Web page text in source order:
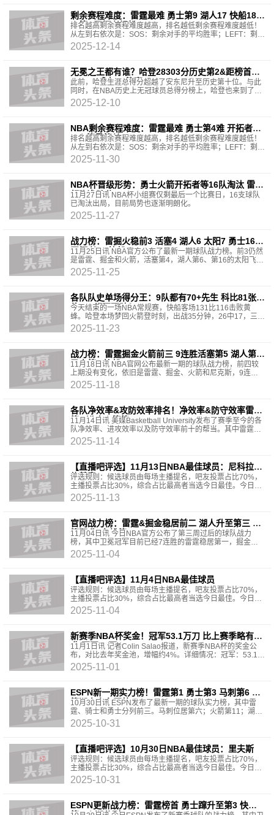
剩余赛程难度：雷霆最难 勇士第9 湖人17 快船18
火箭&开拓者轻松
排名越高剩余赛程难度越高，排名越低剩余赛程难度越低！
从左到右依次是：SOS：剩余对手的平均胜率；LEFT：剩余
场数；最难打的对手罗列；最好打的对手罗列。
2025-12-14
无冕之王都有谁？哈登28303分历史第2&距榜首
8000+ 威少5&答案11
此前，哈登生涯总得分超越了安东尼升至历史第十位。与此
同时，在NBA历史上无冠球员总得分榜上，哈登也来到了第
二。那么史上有哪些生涯从未夺冠的伟大球员呢？今天
2025-12-10
NBA剩余赛程难度：雷霆最难 勇士第4难 开拓者倒
4 火箭最简单
排名越高剩余赛程难度越高，排名越低剩余赛程难度越低！
从左到右依次是：SOS：剩余对手的平均胜率；LEFT：剩余
场数；最难打的对手罗列；最好打的对手罗列。
2025-11-30
️NBA杯晋级形势：勇士火箭开拓者等16队淘汰 雷霆
领跑净胜分
11月27日讯 NBA杯小组赛仅剩最后一个比赛日，16支球队
已淘汰出局，目前局势也逐渐明朗化。
2025-11-27
战力榜：雷掘火稳前3 活塞4 湖人6 太阳7 勇士16
开拓者20 快船21
11月25日讯 NBA官方公布了最新一期球队战力榜。前3仍然
是雷霆、掘金和火箭，活塞第4，湖人第6、第16的太阳飞升
至第7，第4的尼克斯跌至第10，第8的勇士跌至第16，第1
2025-11-25
各队队史单场得分王：9队都有70+先生 科比81张伯
伦100都不可破？
今天结束的一场NBA常规赛，快船客场131比116击败黄
蜂。哈登本场梦回火箭登时刻，出战35分钟，26中17，三分
16中10得到55分3板7助攻1抢断。今天砍下55分后，大胡子
加
2025-11-23
战力榜：雷霆掘金火箭前三 9连胜活塞第5 湖人第7
勇士第8 快船21
11月18日讯 NBA官网公布最新一期的球队战力榜，前四较
上期没有变化，依旧是雷霆、掘金、火箭和尼克斯，9连胜
的活塞从第8升至第5，湖人与勇士分列第7和第8，开拓者跌
2025-11-18
各队净效率&攻防效率排名！净效率&防守效率雷霆
第1 进攻火箭第1
11月14日讯 美媒Basketball University发布了赛季至今的各
队净效率、进攻效率以及防守效率前十的帮当。其中雷霆净
效率+15.6排名第一，进攻效率火箭+8.3排名
2025-11-14
【直播吧评选】11月13日NBA最佳球员：尼科拉·
约基奇
评选规则：候选球员由每场主播提名，吧友投票占比70%，
主播投票占比30%，综合占比最高者当选今日最佳。今日提
名：卡尔克布伦纳/黄蜂111-100雄鹿今日数据：17分9篮板3
2025-11-13
官网战力榜：雷霆&掘金稳居前二 湖人升至第三 火
箭狂升7名排第4
11月04日讯 今日NBA官方公布了第三周过后的球队战力
榜，其中卫冕冠军目前已经7连胜的雷霆稳居第一，掘金第
二。上周第6的湖人升至前三，上周第11的火箭蹿升至第
2025-11-04
【直播吧评选】11月4日NBA最佳球员
评选规则：候选球员由每场主播提名，吧友投票占比70%，
主播投票占比30%，综合占比最高者当选今日最佳。今日提
名：兰德尔/森林狼125-109篮网今日数据：12投6中，19分
11篮
2025-11-04
新赛季NBA杯奖金！冠军53.1万刀 比上赛季略有提
升 亚军21万刀
11月1日讯 记者Colin Salao报道，新赛季NBA杯的奖金公
布，对比去年奖金池，增幅约4%。详细情况：冠军：53.1万
美元（上赛季51.5万美元，同下）；亚军：21.2万美元
（20.6万美元）四
2025-11-01
ESPN新一期实力榜！雷霆第1 勇士第3 马刺第6 火
箭湖人十名开外
10月30日讯 ESPN发布了最新一期的球队实力榜，其中雷
霆、骑士和勇士分列前三。马刺位居第六；火箭第11；湖人
第12。详细排名如下：1-5：雷霆、骑士、勇士、尼克斯、
2025-10-31
【直播吧评选】10月30日NBA最佳球员：里夫斯
评选规则：候选球员由每场主播提名，吧友投票占比70%，
主播投票占比30%，综合占比最高者当选今日最佳。今日提
名：杜兰特/火箭139-121猛龙今日数据：19投11中，三分球
8中
2025-10-31
ESPN更新战力榜：雷霆榜首 勇士蹿升至第3 快船